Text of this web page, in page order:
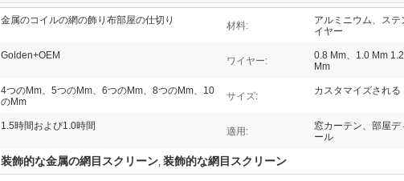
金属のコイルの網の飾り布部屋の仕切り 材料:
アルミニウム、ス
イヤー
Golden+OEM ワイヤー:
0.8 Mm、1.0 Mm
Mm
4つのMm、5つのMm、6つのMm、8つのMm、10
のMm
サイズ: カスタマイズされる
1.5時間および1.0時間 適用:
窓カーテン、部屋
ール
装飾的な金属の網目スクリーン, 装飾的な網目スクリーン